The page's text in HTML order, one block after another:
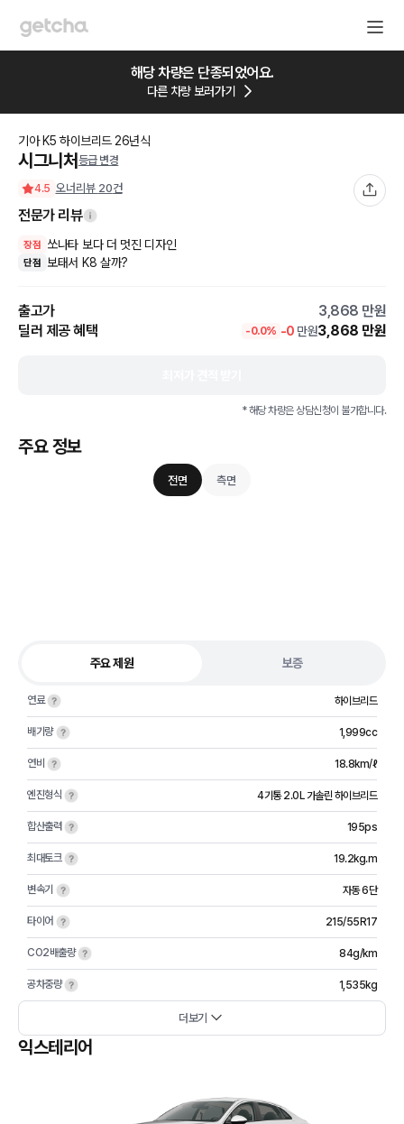
해당 차량은 단종되었어요.
다른 차량 보러가기
기아 K5 하이브리드 26년식
시그니처등급 변경
4.5 오너리뷰 20건
전문가 리뷰
장점 쏘나타 보다 더 멋진 디자인
단점 보태서 K8 살까?
출고가 3,868 만원
딜러 제공 혜택
-0.0% -0 만원3,868 만원
* 해당 차량은 상담신청이 불가합니다.
주요 정보
전면 측면
주요 제원 보증
연료 하이브리드
배기량 1,999cc
연비 18.8km/ℓ
엔진형식 4기통 2.0L 가솔린 하이브리드
합산출력 195ps
최대토크 19.2kg.m
변속기 자동 6단
타이어 215/55R17
CO2배출량 84g/km
공차중량 1,535kg
더보기
익스테리어